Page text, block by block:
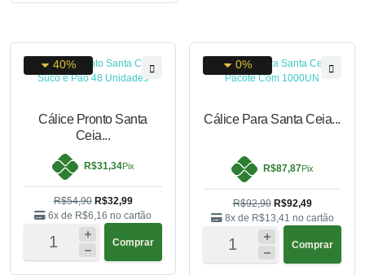
40%
Cálice Pronto Santa
Ceia...
R$31,34Pix
R$54,90 R$32,99
6x de R$6,16 no cartão
Comprar
0%
Cálice Para Santa Ceia...
R$87,87 Pix
R$92,90 R$92,49
8x de R$13,41 no cartão
Comprar